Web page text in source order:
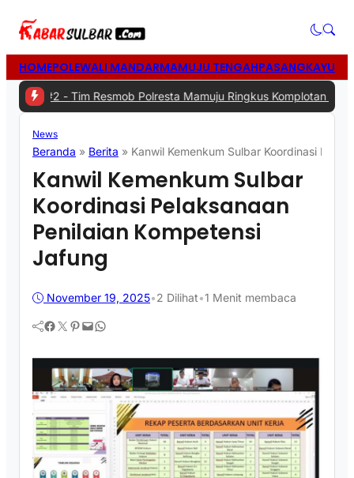
HOMEPOLEWALI MANDARMAMUJU TENGAHPASANGKAYU
Tim Resmob Polresta Mamuju Ringkus Komplotan Spesialis
News
Beranda » Berita » Kanwil Kemenkum Sulbar Koordinasi
Kanwil Kemenkum Sulbar
Koordinasi Pelaksanaan
Penilaian Kompetensi
Jafung
November 19, 2025•2 Dilihat•1 Menit membaca
Facebook Twitter Pinterest Mail WhatsApp